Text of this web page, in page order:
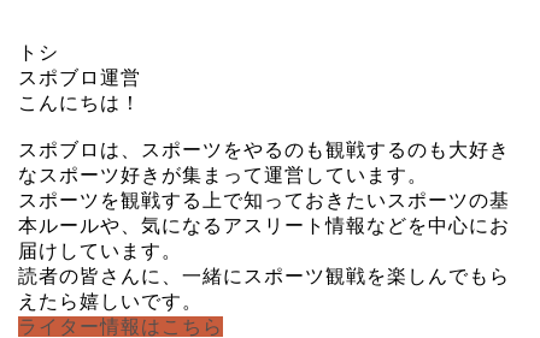
トシ
スポブロ運営
こんにちは！
スポブロは、スポーツをやるのも観戦するのも大好き
なスポーツ好きが集まって運営しています。
スポーツを観戦する上で知っておきたいスポーツの基
本ルールや、気になるアスリート情報などを中心にお
届けしています。
読者の皆さんに、一緒にスポーツ観戦を楽しんでもら
えたら嬉しいです。
ライター情報はこちら